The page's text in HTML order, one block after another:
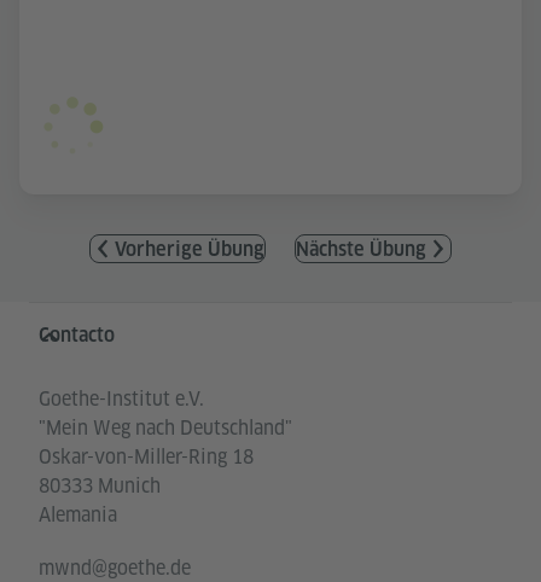
Vorherige Übung Nächste Übung
Service- und Informationsbereich
Contacto
Goethe-Institut e.V.
"Mein Weg nach Deutschland"
Oskar-von-Miller-Ring 18
80333 Munich
Alemania
mwnd@goethe.de